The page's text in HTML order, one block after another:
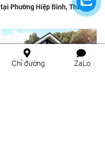
tại Phường Hiệp Bình, Thủ Đức
Chỉ đường ZaLo